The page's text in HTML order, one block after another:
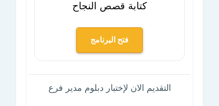
كتابة قصص النجاح
فتح البرنامج
التقديم الان لإختبار دبلوم مدير فرع